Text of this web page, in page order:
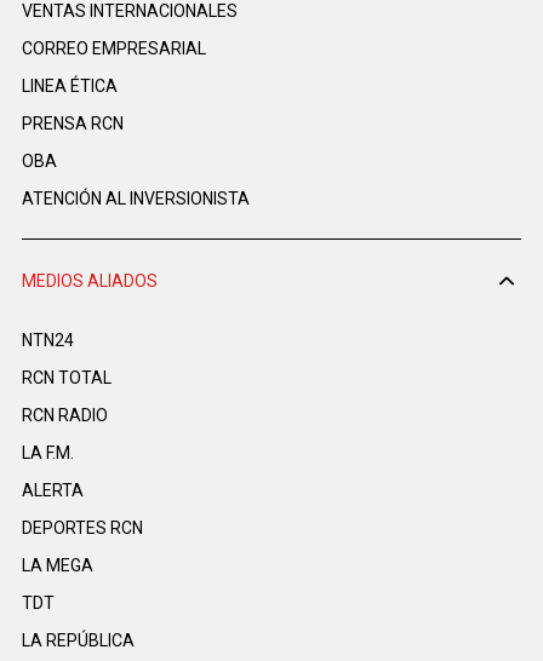
VENTAS INTERNACIONALES
CORREO EMPRESARIAL
LINEA ÉTICA
PRENSA RCN
OBA
ATENCIÓN AL INVERSIONISTA
MEDIOS ALIADOS
NTN24
RCN TOTAL
RCN RADIO
LA F.M.
ALERTA
DEPORTES RCN
LA MEGA
TDT
LA REPÚBLICA